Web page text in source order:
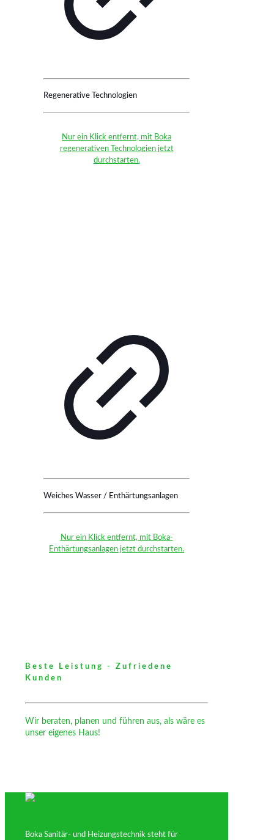
Regenerative Technologien
Nur ein Klick entfernt, mit Boka
regenerativen Technologien jetzt
durchstarten.
Weiches Wasser / Enthärtungsanlagen
Nur ein Klick entfernt, mit Boka-
Enthärtungsanlagen jetzt durchstarten.
Beste Leistung - Zufriedene
Kunden
Wir beraten, planen und führen aus, als wäre es
unser eigenes Haus!
Boka Sanitär- und Heizungstechnik steht für